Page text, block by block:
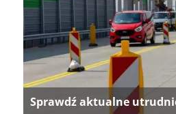
Sprawdź aktualne